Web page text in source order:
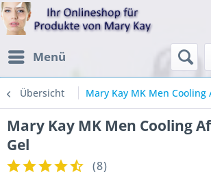
Menü
Übersicht Mary Kay MK Men Cooling
Mary Kay MK Men Cooling
Gel
(8)